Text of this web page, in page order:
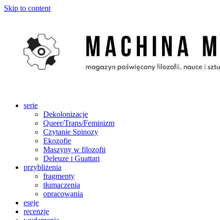
Skip to content
serie
Dekolonizacje
Queer/Trans/Feminizm
Czytanie Spinozy
Ekozofie
Maszyny w filozofii
Deleuze i Guattari
przybliżenia
fragmenty
tłumaczenia
opracowania
eseje
recenzje